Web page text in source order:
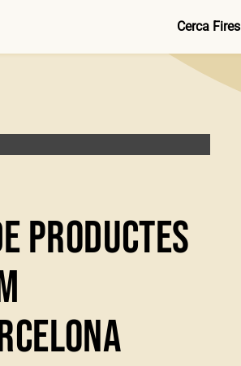
Cerca Fires
Productes